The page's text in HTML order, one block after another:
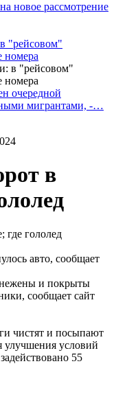
новое рассмотрение
"рейсовом"
номера
очередной
мигрантами, -…
в
авто, сообщает
и покрыты
сообщает сайт
чистят и посыпают
улучшения условий
55